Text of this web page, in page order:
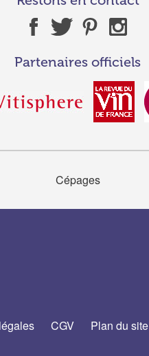
Partenaires officiels
Cépages
CGV Plan du site